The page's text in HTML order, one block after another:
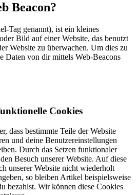
Beacon?
Tag genannt), ist ein kleines
Bild auf einer Website, das benutzt
Website zu überwachen. Um dies zu
Daten von dir mittels Web-Beacons
Cookies
dass bestimmte Teile der Website
und deine Benutzereinstellungen
Durch das Setzen funktionaler
Besuch unserer Website. Auf diese
unserer Website nicht wiederholt
so bleiben Artikel beispielsweise
bezahlst. Wir können diese Cookies